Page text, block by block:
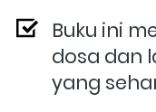
Buku ini
dosa dan
yang